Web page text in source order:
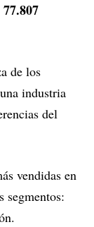
77.807
de los
industria
del
vendidas en
segmentos: